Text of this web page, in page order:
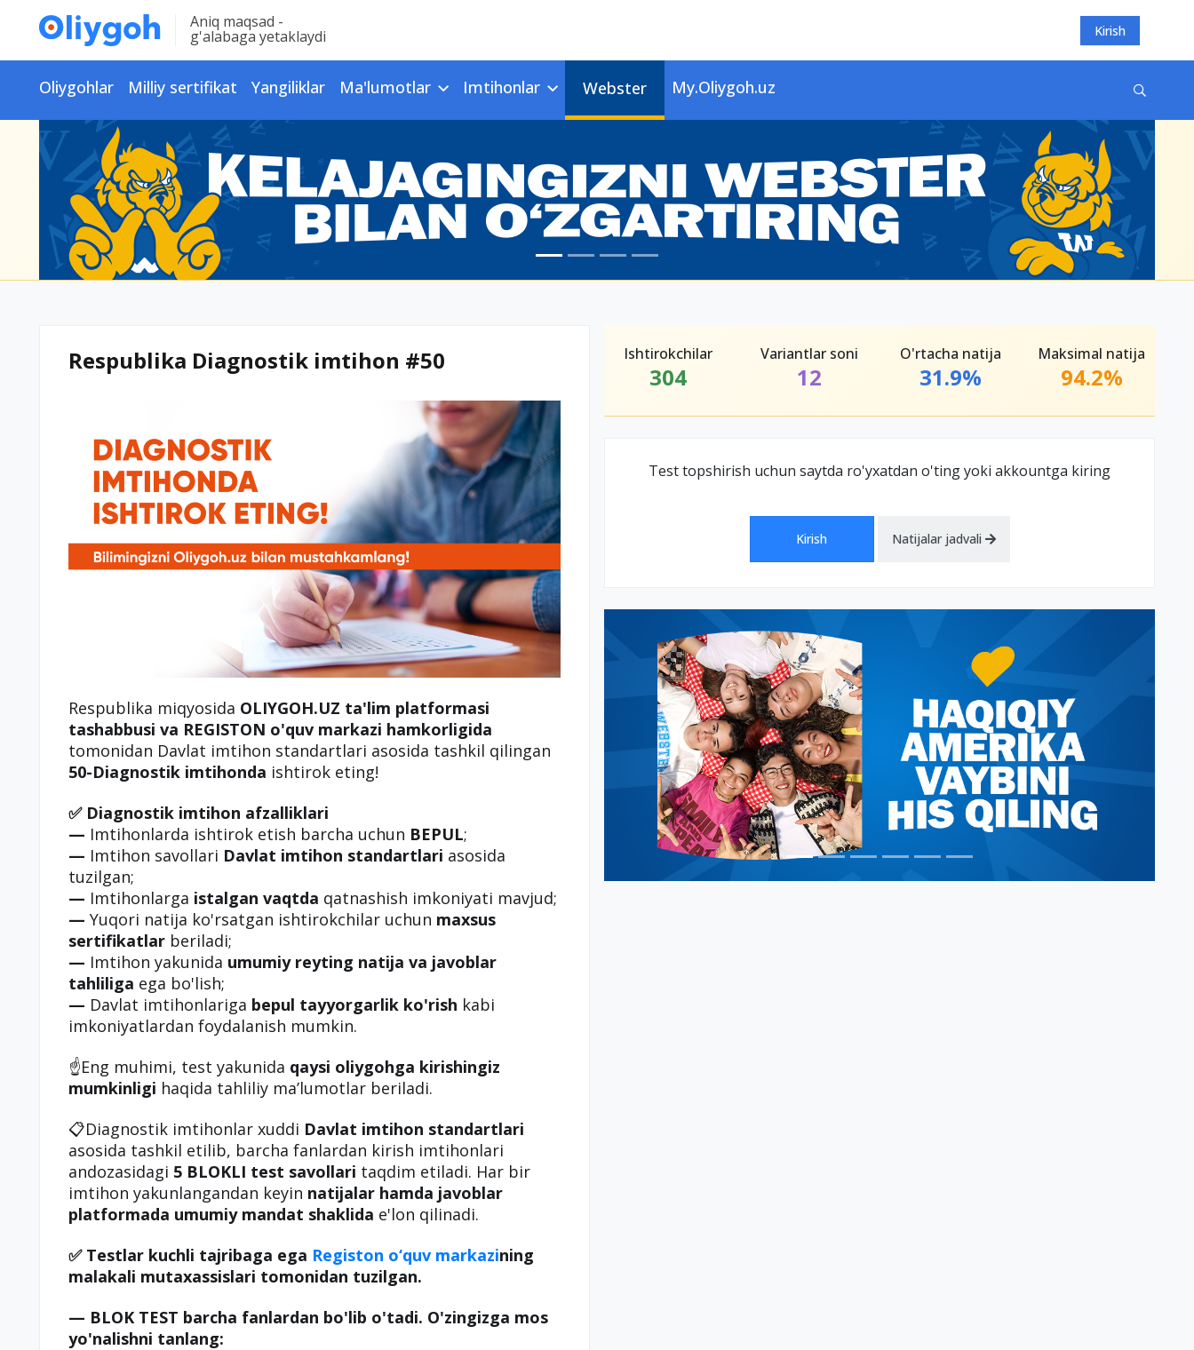
Aniq maqsad -
g'alabaga yetaklaydi Kirish
Oliygohlar Milliy sertifikat Yangiliklar Ma'lumotlar Imtihonlar Webster My.Oliygoh.uz
Respublika Diagnostik imtihon #50
Respublika miqyosida OLIYGOH.UZ ta'lim platformasi
tashabbusi va REGISTON o'quv markazi hamkorligida
tomonidan Davlat imtihon standartlari asosida tashkil qilingan
50-Diagnostik imtihonda ishtirok eting!
✅ Diagnostik imtihon afzalliklari
— Imtihonlarda ishtirok etish barcha uchun BEPUL;
— Imtihon savollari Davlat imtihon standartlari asosida
tuzilgan;
— Imtihonlarga istalgan vaqtda qatnashish imkoniyati mavjud;
— Yuqori natija ko'rsatgan ishtirokchilar uchun maxsus
sertifikatlar beriladi;
— Imtihon yakunida umumiy reyting natija va javoblar
tahliliga ega bo'lish;
— Davlat imtihonlariga bepul tayyorgarlik ko'rish kabi
imkoniyatlardan foydalanish mumkin.
☝️Eng muhimi, test yakunida qaysi oliygohga kirishingiz
mumkinligi haqida tahliliy ma’lumotlar beriladi.
📋Diagnostik imtihonlar xuddi Davlat imtihon standartlari
asosida tashkil etilib, barcha fanlardan kirish imtihonlari
andozasidagi 5 BLOKLI test savollari taqdim etiladi. Har bir
imtihon yakunlangandan keyin natijalar hamda javoblar
platformada umumiy mandat shaklida e'lon qilinadi.
✅ Testlar kuchli tajribaga ega Registon o‘quv markazining
malakali mutaxassislari tomonidan tuzilgan.
— BLOK TEST barcha fanlardan bo'lib o'tadi. O'zingizga mos
yo'nalishni tanlang:
Ishtirokchilar
304
Variantlar soni
12
O'rtacha natija
31.9%
Maksimal natija
94.2%
Test topshirish uchun saytda ro'yxatdan o'ting yoki akkountga kiring
Kirish Natijalar jadvali